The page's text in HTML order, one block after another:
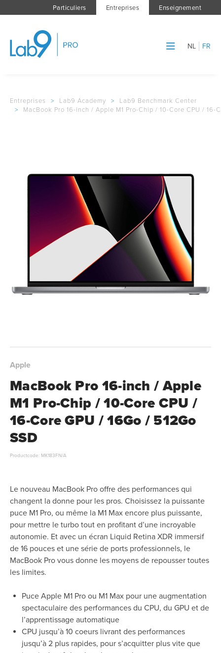
Particuliers Entreprises Enseignement
NL FR
Entreprises > Lab9 Academy >
Lab9 Benchmark Center
>
MacBook Pro 16-inch / Apple M1 Pro-Chip / 10-Core CPU / 16-
Apple
MacBook Pro 16-inch / Apple
M1 Pro-Chip / 10-Core CPU /
16-Core GPU / 16Go / 512Go
SSD
Productcode: MK183FN/A
Le nouveau MacBook Pro offre des performances qui
changent la donne pour les pros. Choisissez la puissante
puce M1 Pro, ou même la M1 Max encore plus puissante,
pour mettre le turbo tout en profitant d’une incroyable
autonomie. Et avec un écran Liquid Retina XDR immersif
de 16 pouces et une série de ports professionnels, le
MacBook Pro vous donne les moyens de repousser toutes
les limites.
Puce Apple M1 Pro ou M1 Max pour une augmentation
spectaculaire des performances du CPU, du GPU et de
l’apprentissage automatique
CPU jusqu’à 10 coeurs livrant des performances
jusqu’à 2 plus rapides, pour s’acquitter plus vite que